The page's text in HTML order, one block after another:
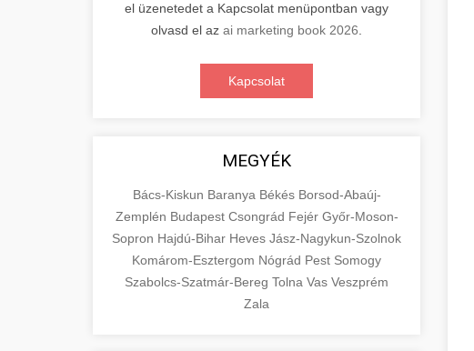
el üzenetedet a Kapcsolat menüpontban vagy
olvasd el az ai marketing book 2026
Kapcsolat
MEGYÉK
Bács-Kiskun Baranya Békés Borsod-Abaúj-
Zemplén Budapest Csongrád Fejér Győr-Moson-
Sopron Hajdú-Bihar Heves Jász-Nagykun-Szolnok
Komárom-Esztergom Nógrád Pest Somogy
Szabolcs-Szatmár-Bereg Tolna Vas Veszprém
Zala